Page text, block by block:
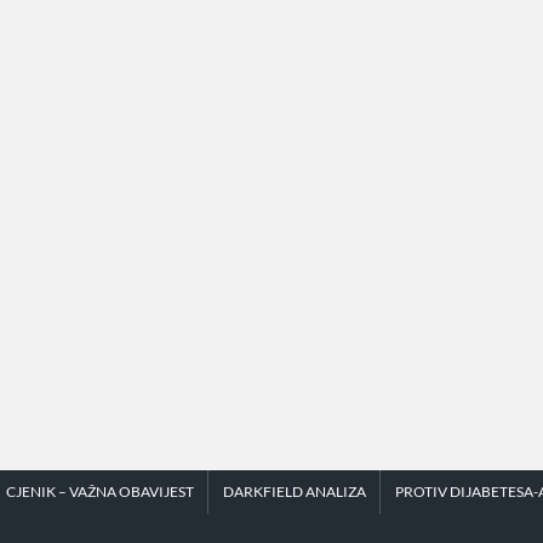
CJENIK – VAŽNA OBAVIJEST DARKFIELD ANALIZA PROTIV